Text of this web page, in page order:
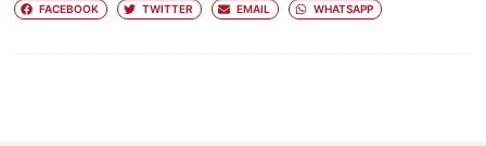
FACEBOOK TWITTER EMAIL WHATSAPP